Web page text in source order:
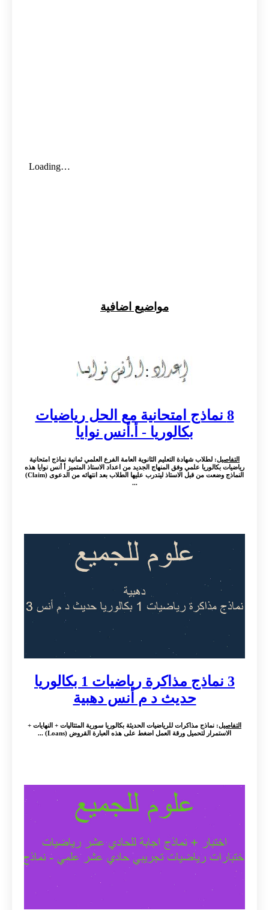
مواضيع اضافية
8 نماذج امتحانية مع الحل رياضيات
بكالوريا - أ.أنس نوايا
التفاصيل: لطلاب شهادة التعليم الثانوية العامة الفرع العلمي ثمانية نماذج امتحانية
رياضيات بكالوريا علمي وفق المنهاج الجديد من اعداد الاستاذ المتميز أ أنس نوايا هذه
النماذج وضعت من قبل الاستاذ ليتدرب عليها الطلاب بعد انتهائه من الدعوى (Claim)
...
3 نماذج مذاكرة رياضيات 1 بكالوريا
حديث د م أنس دهبية
التفاصيل: نماذج مذاكرات للرياضيات الحديثة بكالوريا سورية المتتاليات + النهايات +
الاستمرار لتحميل ورقة العمل اضغط على هذه العبارة القروض (Loans) ...